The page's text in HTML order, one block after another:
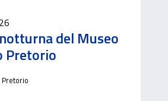
del Museo
Pretorio